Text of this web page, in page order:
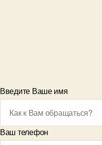
Введите Ваше имя
Ваш телефон